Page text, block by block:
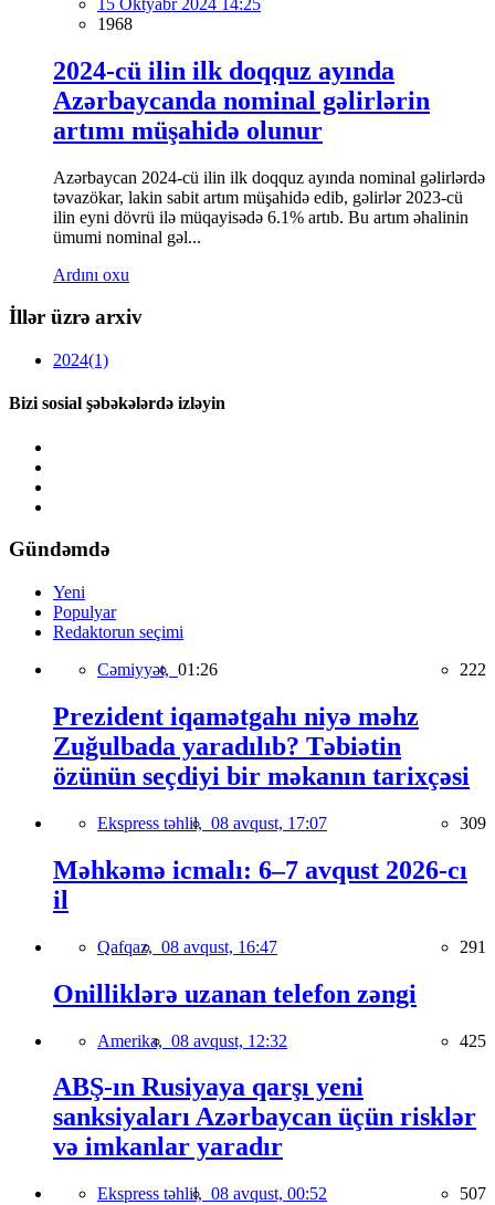
15 Oktyabr 2024 14:25
1968
2024-cü ilin ilk doqquz ayında
Azərbaycanda nominal gəlirlərin
artımı müşahidə olunur
Azərbaycan 2024-cü ilin ilk doqquz ayında nominal gəlirlərdə
təvazökar, lakin sabit artım müşahidə edib, gəlirlər 2023-cü
ilin eyni dövrü ilə müqayisədə 6.1% artıb. Bu artım əhalinin
ümumi nominal gəl...
Ardını oxu
İllər üzrə arxiv
2024(1)
Bizi sosial şəbəkələrdə izləyin
Gündəmdə
Yeni
Populyar
Redaktorun seçimi
Cəmiyyət, 01:26 222
Prezident iqamətgahı niyə məhz
Zuğulbada yaradılıb? Təbiətin
özünün seçdiyi bir məkanın tarixçəsi
Ekspress təhlil, 08 avqust, 17:07 309
Məhkəmə icmalı: 6–7 avqust 2026-cı
il
Qafqaz, 08 avqust, 16:47 291
Onilliklərə uzanan telefon zəngi
Amerika, 08 avqust, 12:32 425
ABŞ-ın Rusiyaya qarşı yeni
sanksiyaları Azərbaycan üçün risklər
və imkanlar yaradır
Ekspress təhlil, 08 avqust, 00:52 507